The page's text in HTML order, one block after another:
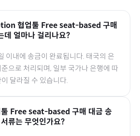
협업툴 Free seat-based 구매
데 얼마나 걸리나요?
이내에 송금이 완료됩니다. 태국의 은
으로 처리되며, 일부 국가나 은행에 따
달라질 수 있습니다.
Free seat-based 구매 대금 송
류는 무엇인가요?